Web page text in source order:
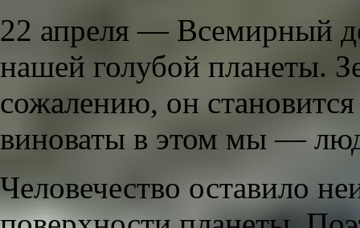
22 апреля — Всемирный
нашей голубой
сожалению, он
виноваты в этом мы —
Человечество оставило